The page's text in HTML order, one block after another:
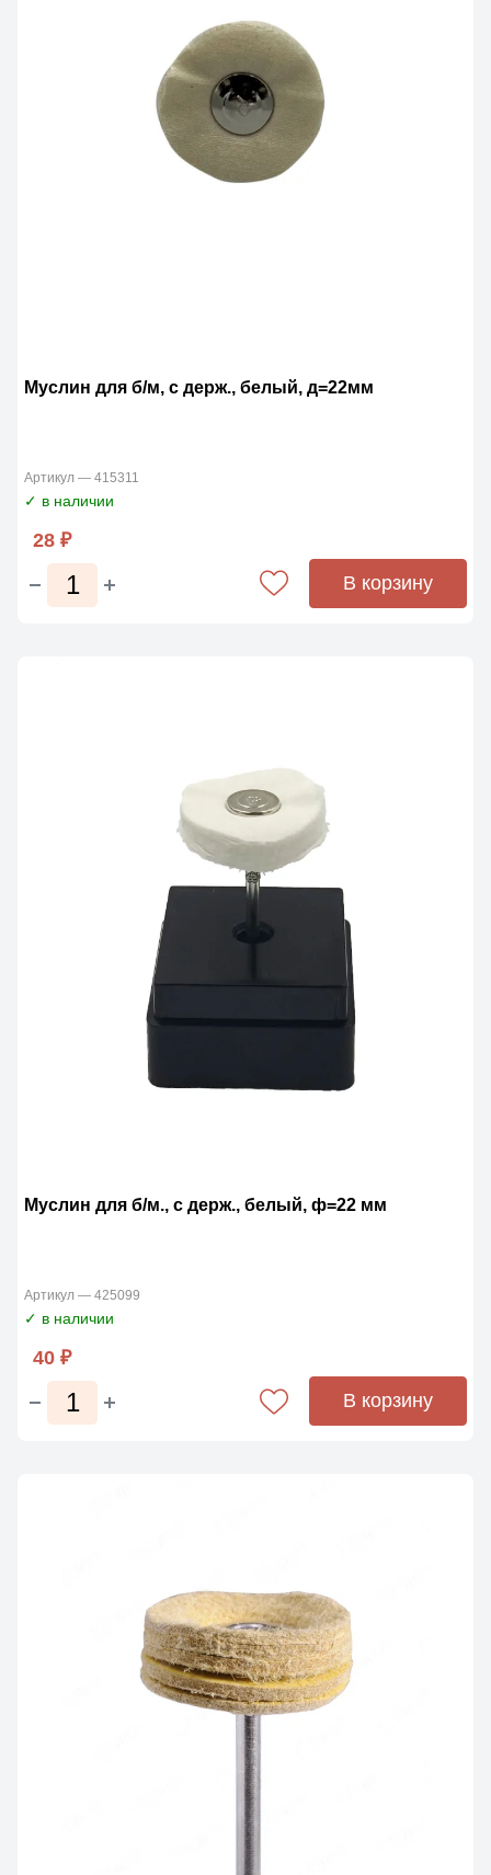
Муслин для б/м, с держ., белый, д=22мм
Артикул — 415311
✓ в наличии
28 ₽
В корзину
Муслин для б/м., с держ., белый, ф=22 мм
Артикул — 425099
✓ в наличии
40 ₽
В корзину